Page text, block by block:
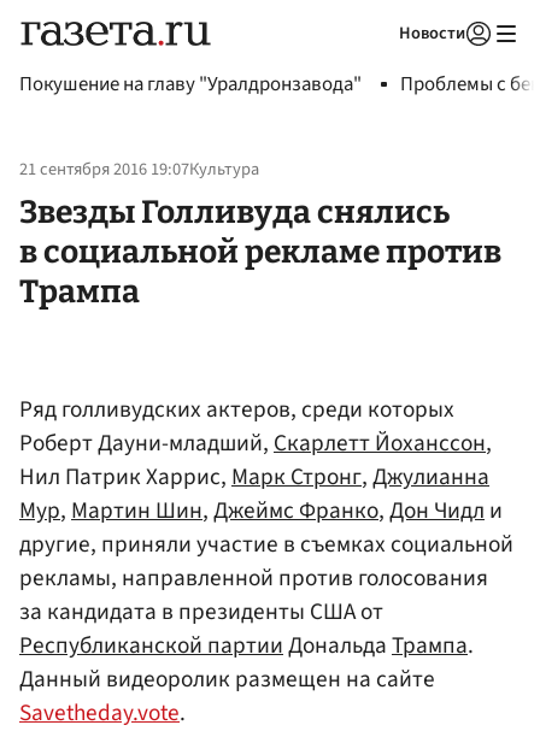
Новости
Покушение на главу "Уралдронзавода" Проблемы с
21 сентября 2016 19:07Культура
Звезды Голливуда снялись
в социальной рекламе против
Трампа
Ряд голливудских актеров, среди которых
Роберт Дауни-младший,Скарлетт Йоханссон,
Нил Патрик Харрис,Марк Стронг,Джулианна
Мур,Мартин Шин,Джеймс Франко,Дон Чидли
другие, приняли участие в съемках социальной
рекламы, направленной против голосования
за кандидата в президенты США от
Республиканской партииДональдаТрампа.
Данный видеоролик размещен на сайте
Savetheday.vote.